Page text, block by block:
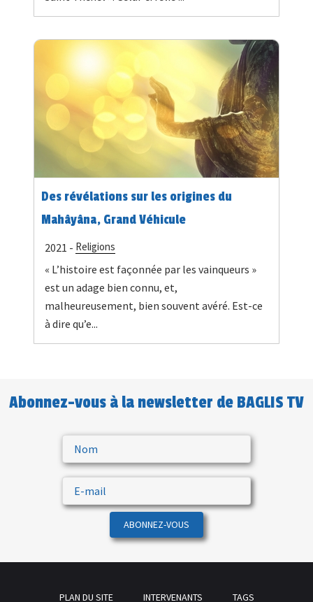
Des révélations sur les origines du
Mahâyâna, Grand Véhicule
2021 - Religions
« L’histoire est façonnée par les vainqueurs »
est un adage bien connu, et,
malheureusement, bien souvent avéré. Est-ce
à dire qu’e...
Abonnez-vous à la newsletter de BAGLIS TV
ABONNEZ-VOUS
PLAN DU SITE INTERVENANTS TAGS